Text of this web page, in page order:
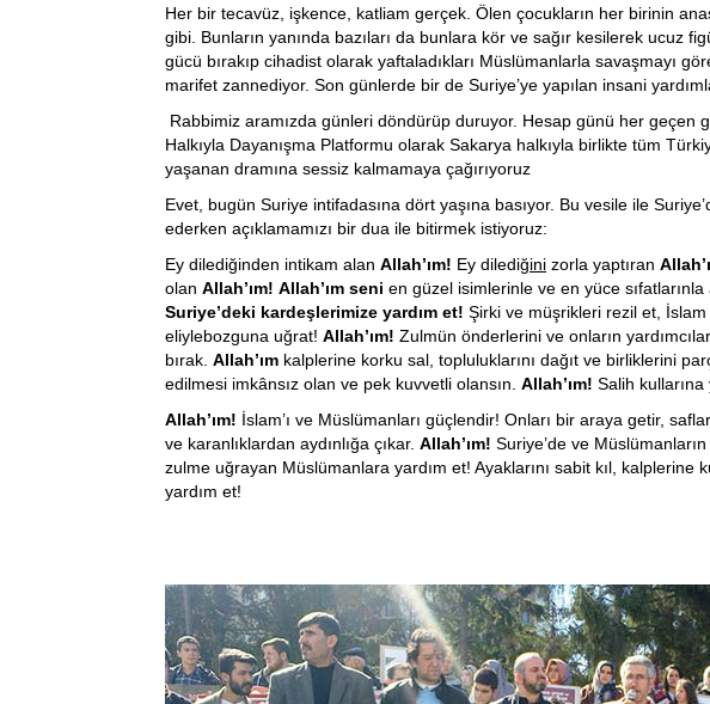
Her bir tecavüz, işkence, katliam gerçek. Ölen çocukların her birinin
gibi. Bunların yanında bazıları da bunlara kör ve sağır kesilerek ucuz
gücü bırakıp cihadist olarak yaftaladıkları Müslümanlarla savaşmayı
marifet zannediyor. Son günlerde bir de Suriye’ye yapılan insani
Rabbimiz aramızda günleri döndürüp duruyor. Hesap günü her geçen
Halkıyla Dayanışma Platformu olarak Sakarya halkıyla birlikte tüm
yaşanan dramına sessiz kalmamaya çağırıyoruz
Evet, bugün Suriye intifadasına dört yaşına basıyor. Bu vesile ile
ederken açıklamamızı bir dua ile bitirmek istiyoruz:
Ey dilediğinden intikam alan Allah’ım! Ey dilediğini zorla yaptıran
olan Allah’ım! Allah’ım seni en güzel isimlerinle ve en yüce sıfatlarınla
Suriye’deki kardeşlerimize yardım et! Şirki ve müşrikleri rezil et, İslam
eliylebozguna uğrat! Allah’ım! Zulmün önderlerini ve onların
bırak. Allah’ım kalplerine korku sal, topluluklarını dağıt ve birliklerini
edilmesi imkânsız olan ve pek kuvvetli olansın. Allah’ım! Salih
Allah’ım! İslam’ı ve Müslümanları güçlendir! Onları bir araya getir,
ve karanlıklardan aydınlığa çıkar. Allah’ım! Suriye’de ve
zulme uğrayan Müslümanlara yardım et! Ayaklarını sabit kıl, kalplerine
yardım et!